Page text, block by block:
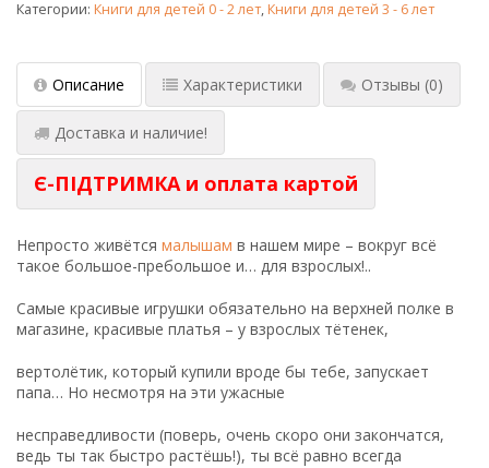
Категории: Книги для детей 0 - 2 лет,Книги для детей 3 - 6 лет
Описание Характеристики Отзывы (0)
Доставка и наличие!
Є-ПІДТРИМКА и оплата картой
Непросто живётся малышам в нашем мире – вокруг всё
такое большое-пребольшое и… для взрослых!..
Самые красивые игрушки обязательно на верхней полке в
магазине, красивые платья – у взрослых тётенек,
вертолётик, который купили вроде бы тебе, запускает
папа… Но несмотря на эти ужасные
несправедливости (поверь, очень скоро они закончатся,
ведь ты так быстро растёшь!), ты всё равно всегда